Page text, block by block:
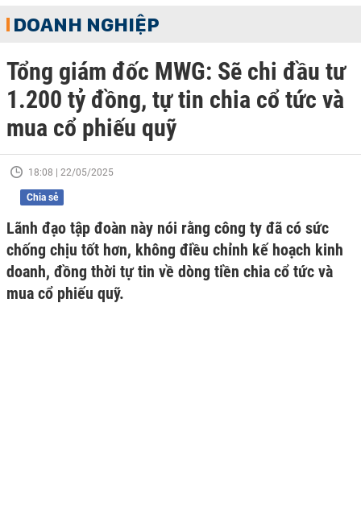
DOANH NGHIỆP
Tổng giám đốc MWG: Sẽ chi đầu tư
1.200 tỷ đồng, tự tin chia cổ tức và
mua cổ phiếu quỹ
18:08 | 22/05/2025
Chia sẻ
Lãnh đạo tập đoàn này nói rằng công ty đã có sức
chống chịu tốt hơn, không điều chỉnh kế hoạch kinh
doanh, đồng thời tự tin về dòng tiền chia cổ tức và
mua cổ phiếu quỹ.